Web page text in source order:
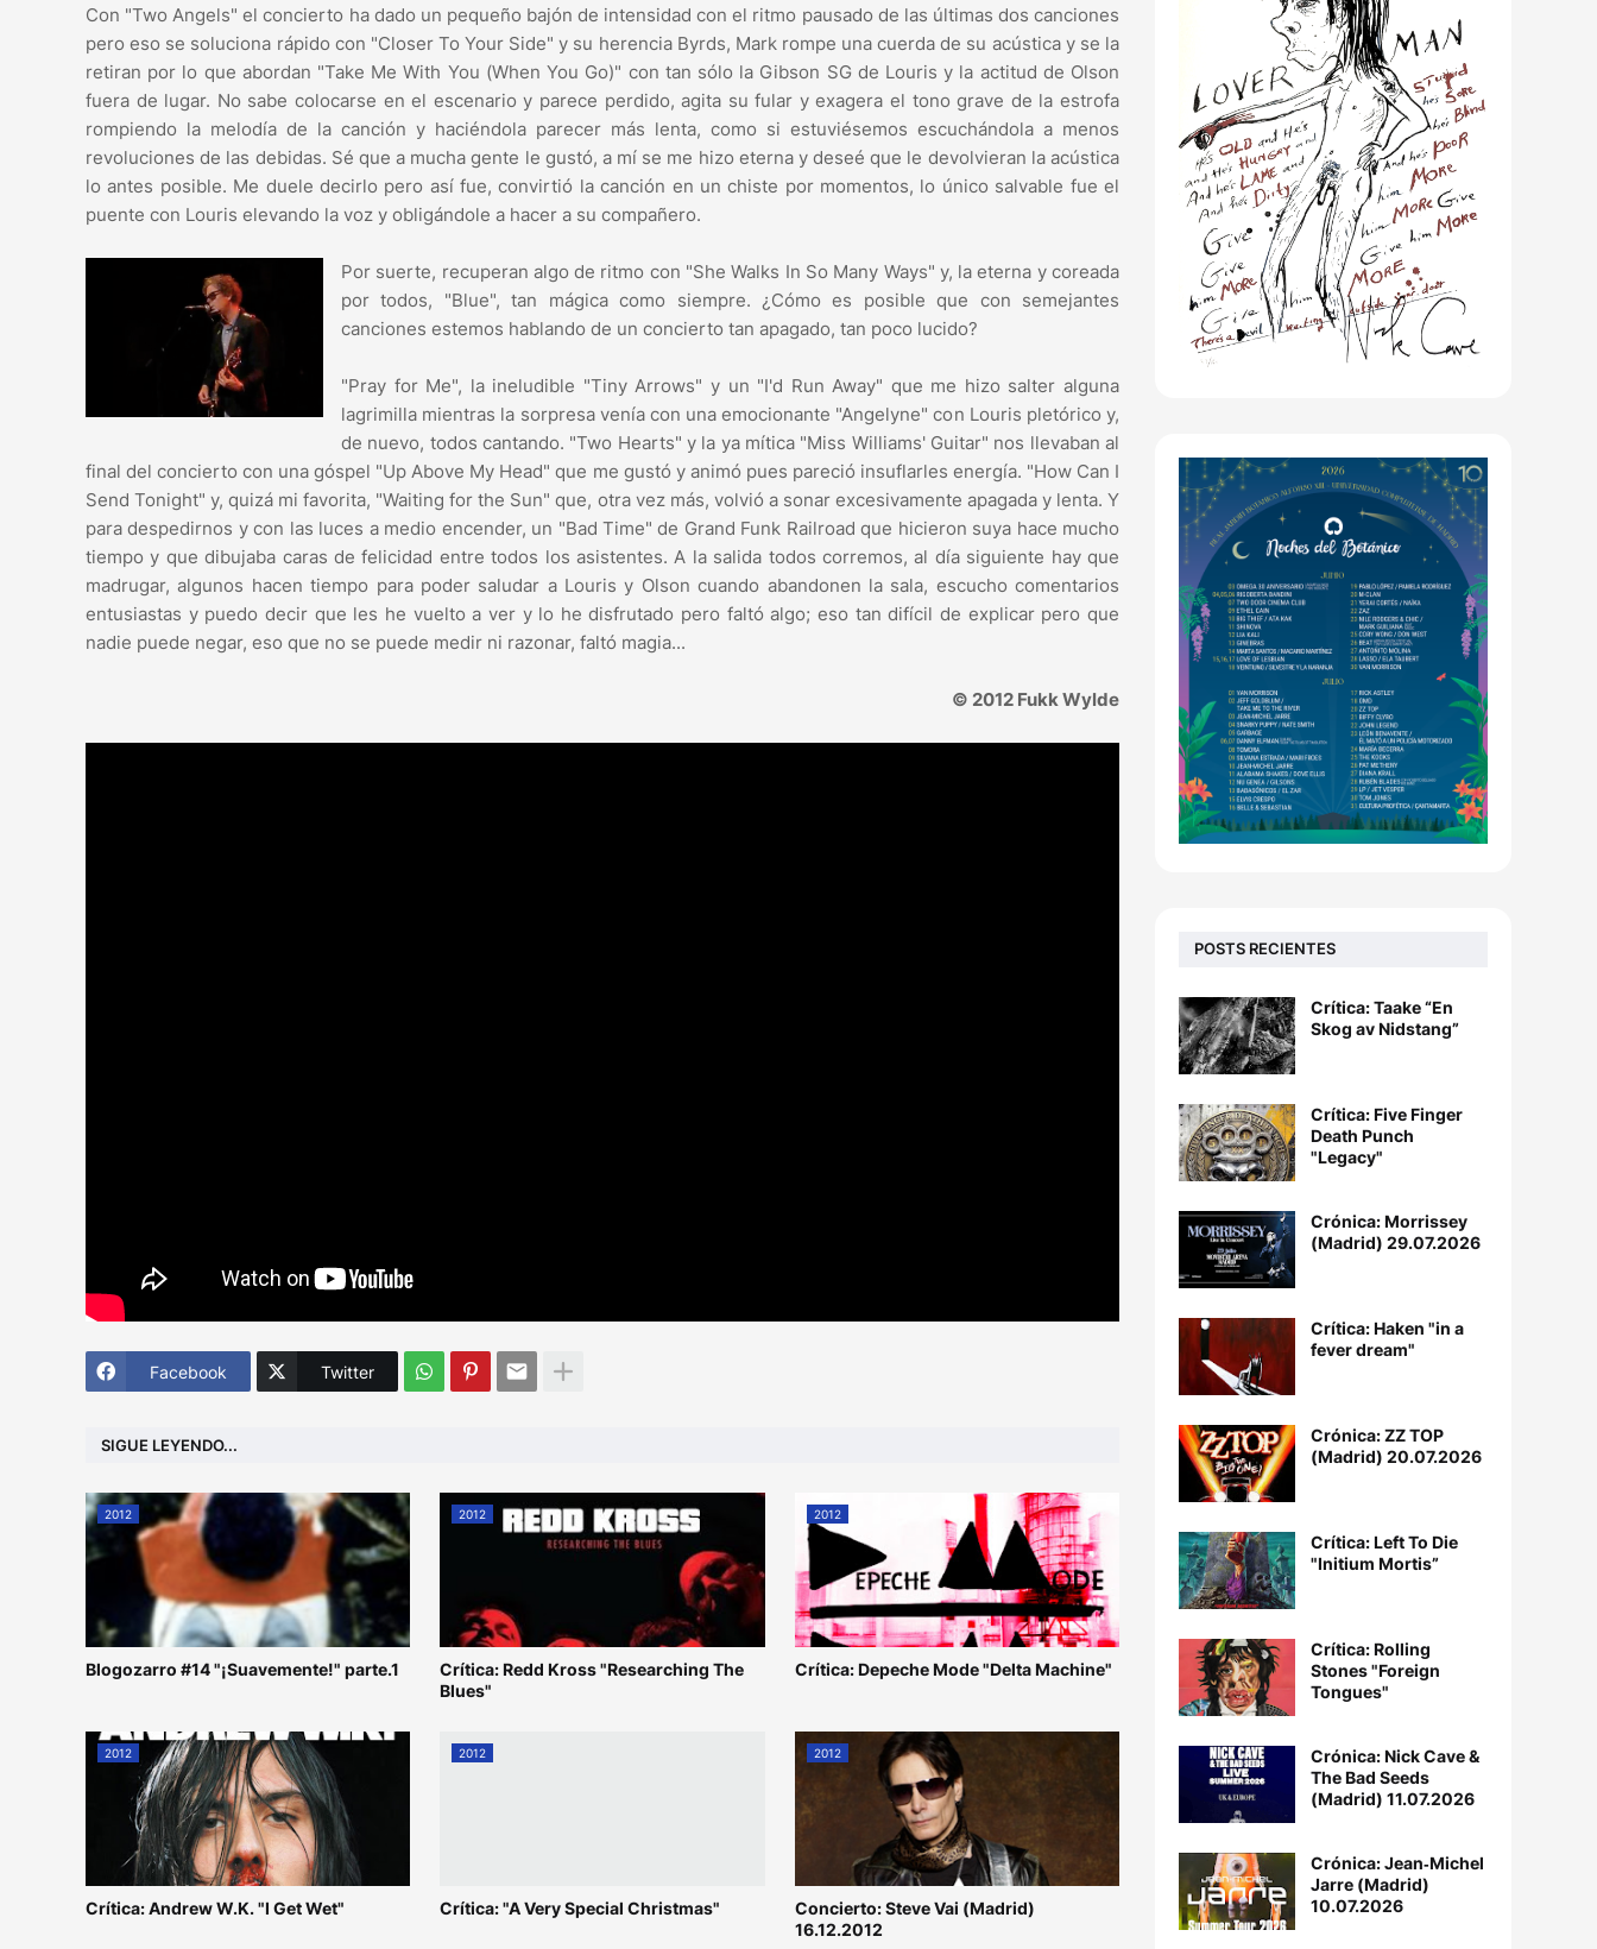
Con "Two Angels" el concierto ha dado un pequeño bajón de intensidad con el ritmo pausado de las últimas dos canciones
pero eso se soluciona rápido con "Closer To Your Side" y su herencia Byrds, Mark rompe una cuerda de su acústica y se la
retiran por lo que abordan "Take Me With You (When You Go)" con tan sólo la Gibson SG de Louris y la actitud de Olson
fuera de lugar. No sabe colocarse en el escenario y parece perdido, agita su fular y exagera el tono grave de la estrofa
rompiendo la melodía de la canción y haciéndola parecer más lenta, como si estuviésemos escuchándola a menos
revoluciones de las debidas. Sé que a mucha gente le gustó, a mí se me hizo eterna y deseé que le devolvieran la acústica
lo antes posible. Me duele decirlo pero así fue, convirtió la canción en un chiste por momentos, lo único salvable fue el
puente con Louris elevando la voz y obligándole a hacer a su compañero.
Por suerte, recuperan algo de ritmo con "She Walks In So Many Ways" y, la eterna y coreada
por todos, "Blue", tan mágica como siempre. ¿Cómo es posible que con semejantes
canciones estemos hablando de un concierto tan apagado, tan poco lucido?
"Pray for Me", la ineludible "Tiny Arrows" y un "I'd Run Away" que me hizo salter alguna
lagrimilla mientras la sorpresa venía con una emocionante "Angelyne" con Louris pletórico y,
de nuevo, todos cantando. "Two Hearts" y la ya mítica "Miss Williams' Guitar" nos llevaban al
final del concierto con una góspel "Up Above My Head" que me gustó y animó pues pareció insuflarles energía. "How Can I
Send Tonight" y, quizá mi favorita, "Waiting for the Sun" que, otra vez más, volvió a sonar excesivamente apagada y lenta. Y
para despedirnos y con las luces a medio encender, un "Bad Time" de Grand Funk Railroad que hicieron suya hace mucho
tiempo y que dibujaba caras de felicidad entre todos los asistentes. A la salida todos corremos, al día siguiente hay que
madrugar, algunos hacen tiempo para poder saludar a Louris y Olson cuando abandonen la sala, escucho comentarios
entusiastas y puedo decir que les he vuelto a ver y lo he disfrutado pero faltó algo; eso tan difícil de explicar pero que
nadie puede negar, eso que no se puede medir ni razonar, faltó magia...
© 2012 Fukk Wylde
Facebook Twitter
SIGUE LEYENDO...
2012
Blogozarro #14 "¡Suavemente!" parte.1
2012
Crítica: Redd Kross "Researching The
Blues"
2012
Crítica: Depeche Mode "Delta Machine"
2012
Crítica: Andrew W.K. "I Get Wet"
2012
Crítica: "A Very Special Christmas"
2012
Concierto: Steve Vai (Madrid)
16.12.2012
POSTS RECIENTES
Crítica: Taake “En
Skog av Nidstang”
Crítica: Five Finger
Death Punch
"Legacy"
Crónica: Morrissey
(Madrid) 29.07.2026
Crítica: Haken "in a
fever dream"
Crónica: ZZ TOP
(Madrid) 20.07.2026
Crítica: Left To Die
"Initium Mortis”
Crítica: Rolling
Stones "Foreign
Tongues"
Crónica: Nick Cave &
The Bad Seeds
(Madrid) 11.07.2026
Crónica: Jean‐Michel
Jarre (Madrid)
10.07.2026